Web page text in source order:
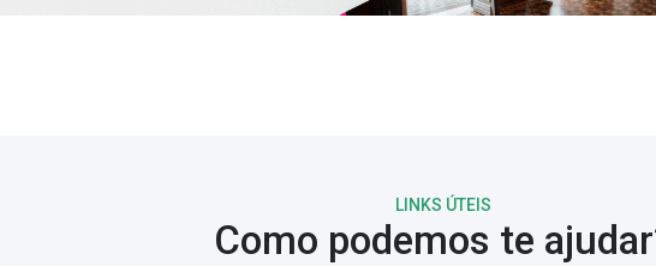
LINKS ÚTEIS
Como podemos te